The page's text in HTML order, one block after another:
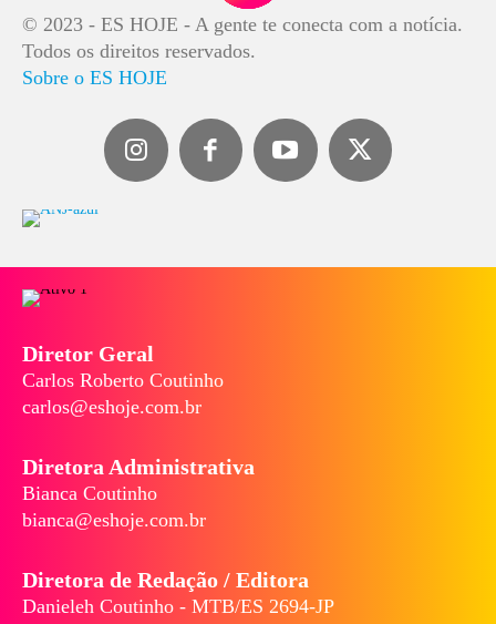
© 2023 - ES HOJE - A gente te conecta com a notícia.
Todos os direitos reservados.
Sobre o ES HOJE
Diretor Geral
Carlos Roberto Coutinho
carlos@eshoje.com.br
Diretora Administrativa
Bianca Coutinho
bianca@eshoje.com.br
Diretora de Redação / Editora
Danieleh Coutinho - MTB/ES 2694-JP